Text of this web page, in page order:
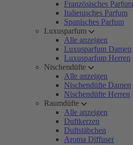
Französisches Parfum
Italienisches Parfum
Spanisches Parfum
Luxusparfum
Alle anzeigen
Luxusparfum Damen
Luxusparfum Herren
Nischendüfte
Alle anzeigen
Nischendüfte Damen
Nischendüfte Herren
Raumdüfte
Alle anzeigen
Duftkerzen
Duftstäbchen
Aroma Diffuser